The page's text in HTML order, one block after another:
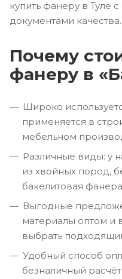
купить фанеру в Туле
документами качества.
Почему
фанеру в
Широко
применяется в
мебельном
Различные виды: у
из хвойных пород,
бакелитовая
Выгодные
материалы оптом и
выбрать
Удобный способ
безналичный